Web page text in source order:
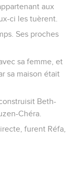
aux
ci les tuèrent.
Ses proches
sa femme, et
sa maison était
Beth-
Chéra.
furent Réfa,